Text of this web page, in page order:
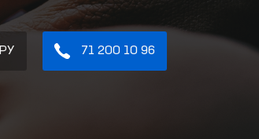
РУ 71 200 10 96